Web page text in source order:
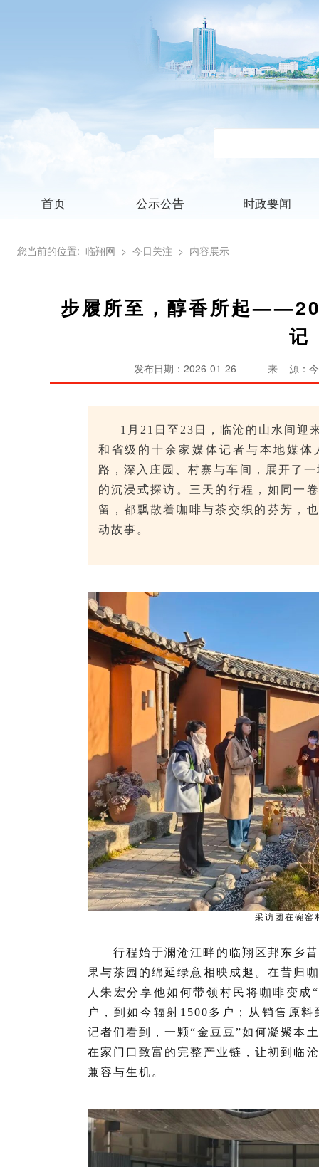
首页 公示公告 时政要闻
您当前的位置: 临翔网 > 今日关注 > 内容展示
步履所至，醇香所起
记
发布日期：2026-01-26 来 源：今
1月21日至23日，临沧的山水间
和省级的十余家媒体记者与本地媒
路，深入庄园、村寨与车间，展开了
的沉浸式探访。三天的行程，如同一
留，都飘散着咖啡与茶交织的芬芳，
动故事。
采访团在碗窑
行程始于澜沧江畔的临翔区邦东乡
果与茶园的绵延绿意相映成趣。在昔归
人朱宏分享他如何带领村民将咖啡变
户，到如今辐射1500多户；从销售原
记者们看到，一颗“金豆豆”如何凝聚本
在家门口致富的完整产业链，让初到临
兼容与生机。